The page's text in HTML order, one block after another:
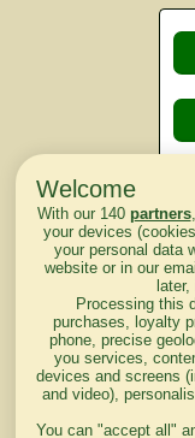
Welcome
With our 140 partners
your devices
your personal data
website or in our
later,
Processing this
purchases, loyalty
phone, precise
you services,
devices and screens
and video),
You can "accept all"